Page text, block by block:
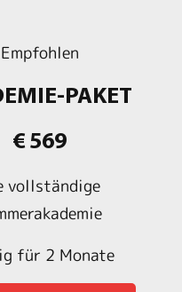
Empfohlen
PAKET
€569
vollständige
für 2 Monate